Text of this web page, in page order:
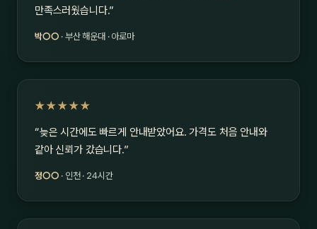
만족스러웠습니다.”
박○○ · 부산 해운대 · 아로마
★★★★★
“늦은 시간에도 빠르게 안내받았어요. 가격도 처음 안내와
같아 신뢰가 갔습니다.”
정○○ · 인천 · 24시간